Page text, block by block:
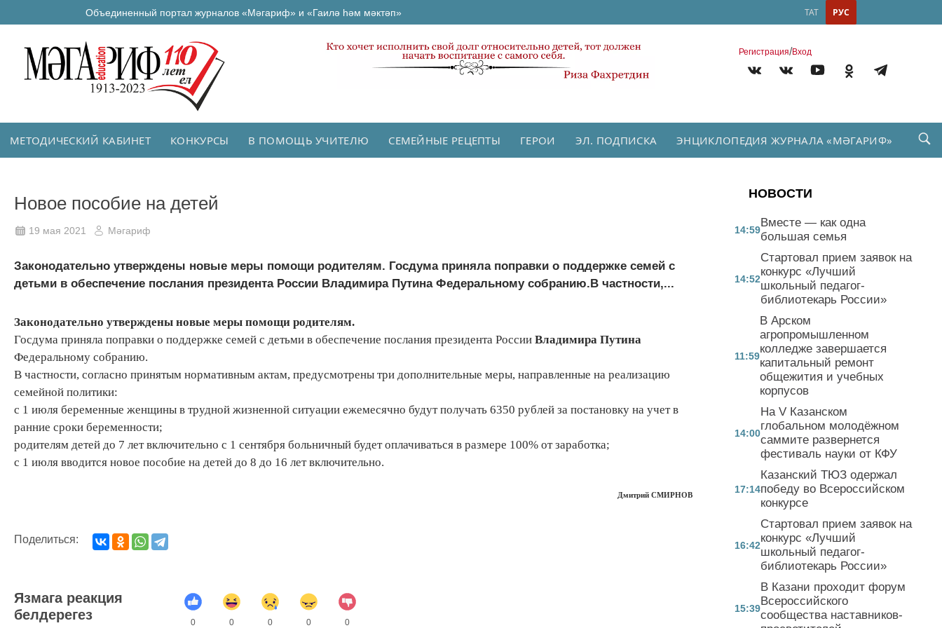
Объединенный портал журналов «Мәгариф» и «Гаилә һәм мәктәп» РУС
ТАТ
Регистрация/Вход
МЕТОДИЧЕСКИЙ КАБИНЕТ КОНКУРСЫ В ПОМОЩЬ УЧИТЕЛЮ СЕМЕЙНЫЕ РЕЦЕПТЫ ГЕРОИ ЭЛ. ПОДПИСКА ЭНЦИКЛОПЕДИЯ ЖУРНАЛА «МӘГАРИФ»
Новое пособие на детей
19 мая 2021 Мәгариф
Законодательно утверждены новые меры помощи родителям. Госдума приняла поправки о поддержке семей с
детьми в обеспечение послания президента России Владимира Путина Федеральному собранию.В частности,...
Законодательно утверждены новые меры помощи родителям.
Госдума приняла поправки о поддержке семей с детьми в обеспечение послания президента России Владимира Путина
Федеральному собранию.
В частности, согласно принятым нормативным актам, предусмотрены три дополнительные меры, направленные на реализацию
семейной политики:
с 1 июля беременные женщины в трудной жизненной ситуации ежемесячно будут получать 6350 рублей за постановку на учет в
ранние сроки беременности;
родителям детей до 7 лет включительно с 1 сентября больничный будет оплачиваться в размере 100% от заработка;
с 1 июля вводится новое пособие на детей до 8 до 16 лет включительно.
Дмитрий СМИРНОВ
Поделиться:
Язмага реакция
белдерегез
0 0 0 0 0
НОВОСТИ
14:59
Вместе — как одна
большая семья
14:52
Стартовал прием заявок на
конкурс «Лучший
школьный педагог-
библиотекарь России»
11:59
В Арском
агропромышленном
колледже завершается
капитальный ремонт
общежития и учебных
корпусов
14:00
На V Казанском
глобальном молодёжном
саммите развернется
фестиваль науки от КФУ
17:14
Казанский ТЮЗ одержал
победу во Всероссийском
конкурсе
16:42
Стартовал прием заявок на
конкурс «Лучший
школьный педагог-
библиотекарь России»
15:39
В Казани проходит форум
Всероссийского
сообщества наставников-